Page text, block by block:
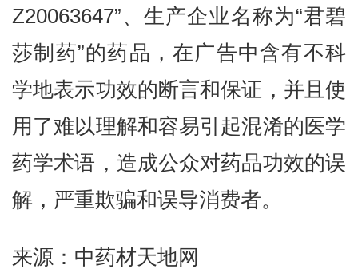
Z20063647”、生产企业名称为“君碧
莎制药”的药品，在广告中含有不科
学地表示功效的断言和保证，并且使
用了难以理解和容易引起混淆的医学
药学术语，造成公众对药品功效的误
解，严重欺骗和误导消费者。
来源：中药材天地网